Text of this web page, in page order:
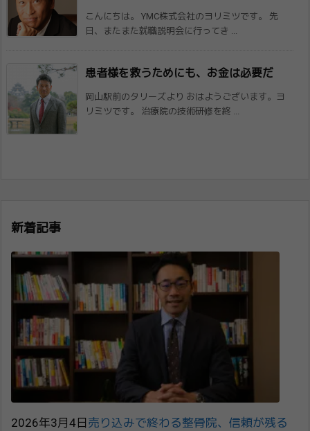
こんにちは。 YMC株式会社のヨリミツです。 先
日、またまた就職説明会に行ってき ...
患者様を救うためにも、お金は必要だ
岡山駅前のタリーズより おはようございます。ヨ
リミツです。 治療院の技術研修を終 ...
新着記事
2026年3月4日 売り込みで終わる整骨院、信頼が残る